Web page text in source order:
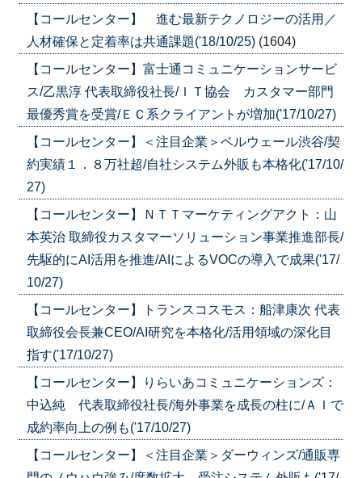
【コールセンター】 進む最新テクノロジーの活用／
人材確保と定着率は共通課題('18/10/25) (1604)
【コールセンター】富士通コミュニケーションサービ
ス/乙黒淳 代表取締役社長/ＩＴ協会 カスタマー部門
最優秀賞を受賞/ＥＣ系クライアントが増加('17/10/27)
【コールセンター】＜注目企業＞ベルウェール渋谷/契
約実績１．８万社超/自社システム外販も本格化('17/10/
27)
【コールセンター】ＮＴＴマーケティングアクト：山
本英治 取締役カスタマーソリューション事業推進部長/
先駆的にAI活用を推進/AIによるVOCの導入で成果('17/
10/27)
【コールセンター】トランスコスモス：船津康次 代表
取締役会長兼CEO/AI研究を本格化/活用領域の深化目
指す('17/10/27)
【コールセンター】りらいあコミュニケーションズ：
中込純 代表取締役社長/海外事業を成長の柱に/ＡＩで
成約率向上の例も('17/10/27)
【コールセンター】＜注目企業＞ダーウィンズ/通販専